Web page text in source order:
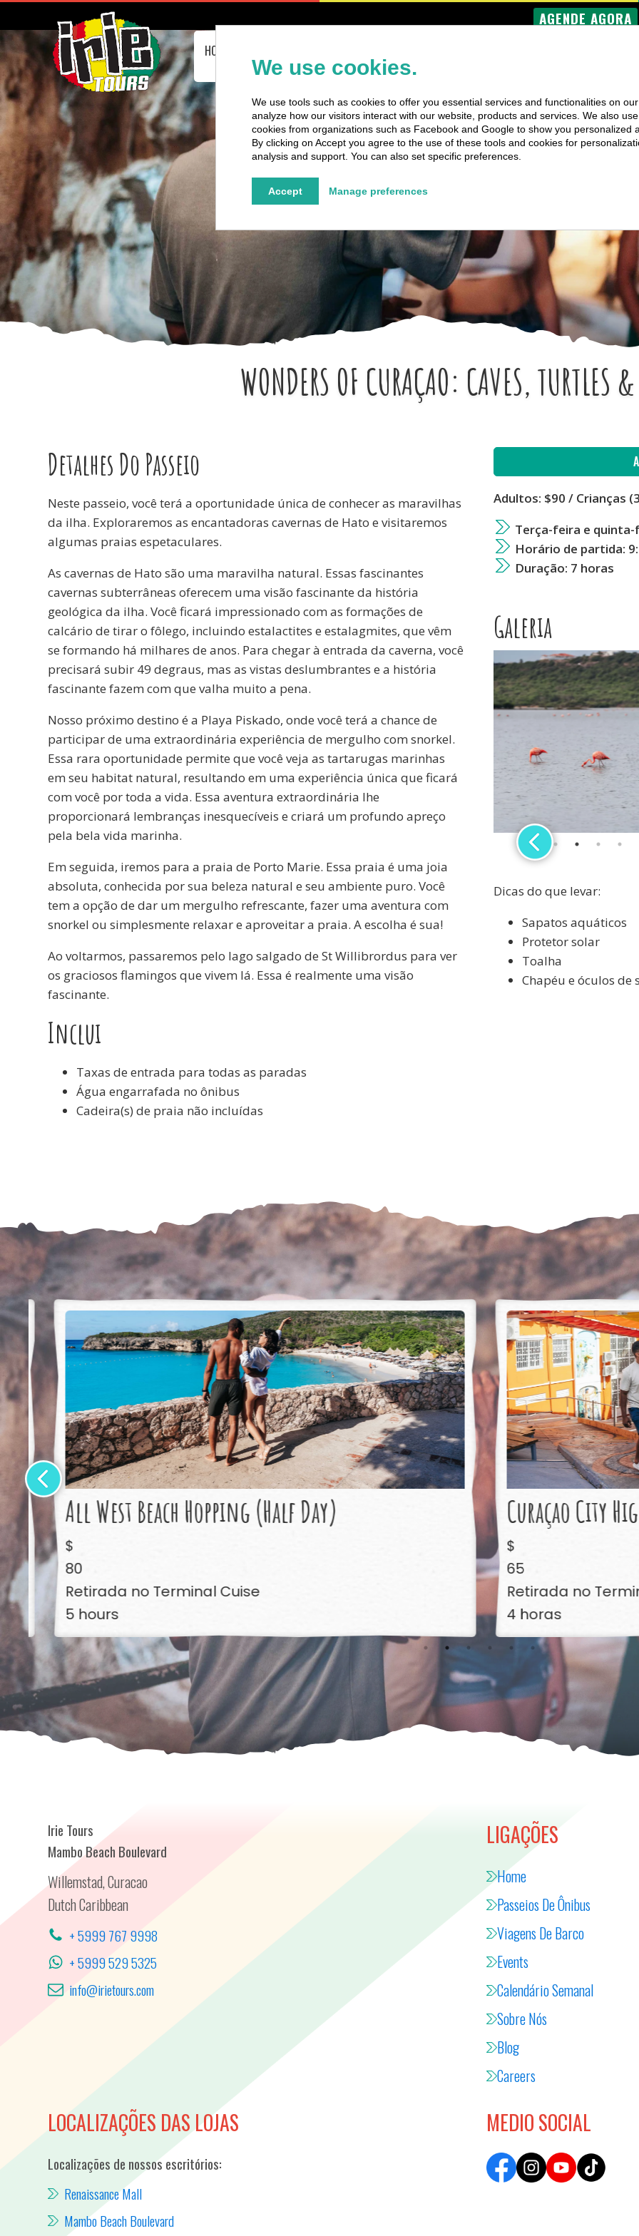
AGENDE AGORA
HOMEPAGE
ÔNIBUS BARCO
WONDERS OF CURAÇAO: CAVES, TURTLES
Detalhes Do Passeio
Neste passeio, você terá a oportunidade única de conhecer as maravilhas
da ilha. Exploraremos as encantadoras cavernas de Hato e visitaremos
algumas praias espetaculares.
As cavernas de Hato são uma maravilha natural. Essas fascinantes
cavernas subterrâneas oferecem uma visão fascinante da história
geológica da ilha. Você ficará impressionado com as formações de
calcário de tirar o fôlego, incluindo estalactites e estalagmites, que vêm
se formando há milhares de anos. Para chegar à entrada da caverna, você
precisará subir 49 degraus, mas as vistas deslumbrantes e a história
fascinante fazem com que valha muito a pena.
Nosso próximo destino é a Playa Piskado, onde você terá a chance de
participar de uma extraordinária experiência de mergulho com snorkel.
Essa rara oportunidade permite que você veja as tartarugas marinhas
em seu habitat natural, resultando em uma experiência única que ficará
com você por toda a vida. Essa aventura extraordinária lhe
proporcionará lembranças inesquecíveis e criará um profundo apreço
pela bela vida marinha.
Em seguida, iremos para a praia de Porto Marie. Essa praia é uma joia
absoluta, conhecida por sua beleza natural e seu ambiente puro. Você
tem a opção de dar um mergulho refrescante, fazer uma aventura com
snorkel ou simplesmente relaxar e aproveitar a praia. A escolha é sua!
Ao voltarmos, passaremos pelo lago salgado de St Willibrordus para ver
os graciosos flamingos que vivem lá. Essa é realmente uma visão
fascinante.
Inclui
Taxas de entrada para todas as paradas
Água engarrafada no ônibus
Cadeira(s) de praia não incluídas
Adultos: $90 / Crianças
Terça-feira e
Horário de partida:
Duração: 7 horas
Galeria
Dicas do que levar:
Sapatos aquáticos
Protetor solar
Toalha
Chapéu e óculos de
All West Beach Hopping (Half Day)
$
80
Retirada no Terminal Cuise
5 hours
Curaçao City
$
65
Retirada no
4 horas
Irie Tours
Mambo Beach Boulevard
Willemstad, Curacao
Dutch Caribbean
+ 5999 767 9998
+ 5999 529 5325
info@irietours.com
LIGAÇÕES
Home
Passeios De Ônibus
Viagens De Barco
Events
Calendário Semanal
Sobre Nós
Blog
Careers
LOCALIZAÇÕES DAS LOJAS
Localizações de nossos escritórios:
Renaissance Mall
Mambo Beach Boulevard
MEDIO SOCIAL
We use cookies.
We use tools such as cookies to offer you essential services and functionalities on
analyze how our visitors interact with our website, products and services. We also
cookies from organizations such as Facebook and Google to show you personalized
By clicking on Accept you agree to the use of these tools and cookies for
analysis and support. You can also set specific preferences.
Accept Manage preferences